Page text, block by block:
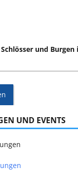
und Burgen
UND EVENTS